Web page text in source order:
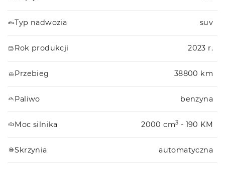
Typ nadwozia suv
Rok produkcji 2023 r.
Przebieg 38800 km
Paliwo benzyna
Moc silnika 2000 cm3 - 190 KM
Skrzynia automatyczna